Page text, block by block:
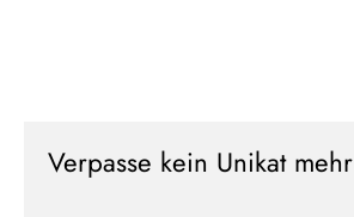
Verpasse kein Unikat mehr